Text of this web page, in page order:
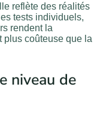
reflète des réalités
tests individuels,
rendent la
plus coûteuse que la
niveau de